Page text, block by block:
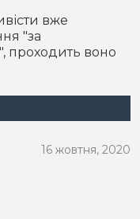
вже
"за
проходить воно
16 жовтня, 2020